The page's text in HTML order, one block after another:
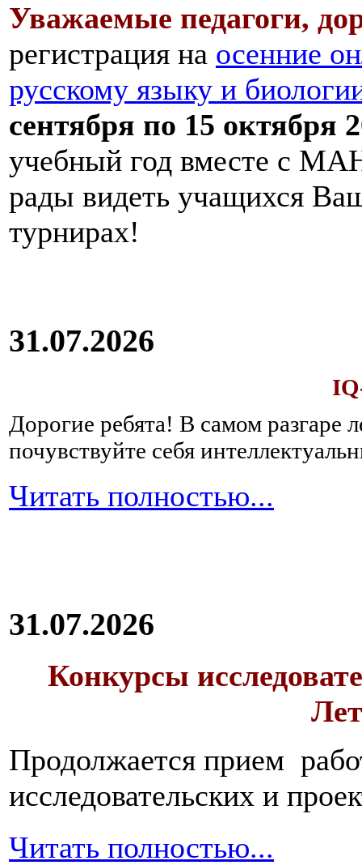
Уважаемые педагоги,
регистрация на осенние
русскому языку и
сентября по 15 октября
учебный год вместе с
рады видеть учащихся
турнирах!
31.07.2026
Дорогие ребята! В самом разгаре
почувствуйте себя
Читать полностью...
31.07.2026
Конкурсы
Продолжается прием
исследовательских и
Читать полностью...